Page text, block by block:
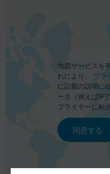
地図サービスを
れにより、 プラ
に記載の説明に
ータ（例えばIP
プライヤーに転
同意する